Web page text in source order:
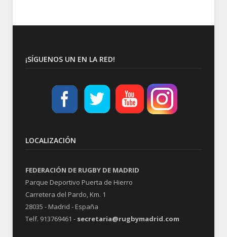
¡SÍGUENOS UN EN LA RED!
LOCALIZACIÓN
FEDERACIÓN DE RUGBY DE MADRID
Parque Deportivo Puerta de Hierro
Carretera del Pardo, Km. 1
28035 - Madrid - España
Telf. 913769461 - secretaria@rugbymadrid.com